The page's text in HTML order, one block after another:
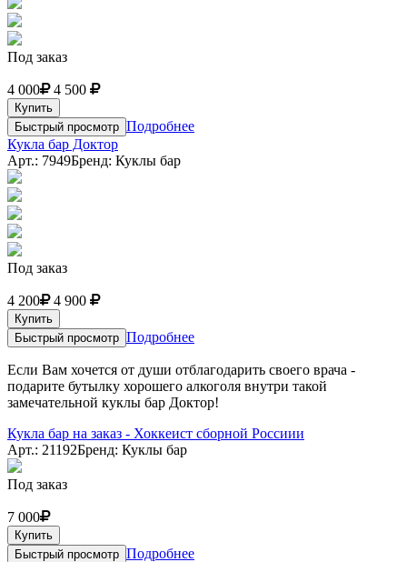
Под заказ
4 000 4 500
Купить
Быстрый просмотр Подробнее
Кукла бар Доктор
Арт.: 7949Бренд: Куклы бар
Под заказ
4 200 4 900
Купить
Быстрый просмотр Подробнее
Если Вам хочется от души отблагодарить своего врача -
подарите бутылку хорошего алкоголя внутри такой
замечательной куклы бар Доктор!
Кукла бар на заказ - Хоккеист сборной Россиии
Арт.: 21192Бренд: Куклы бар
Под заказ
7 000
Купить
Быстрый просмотр Подробнее